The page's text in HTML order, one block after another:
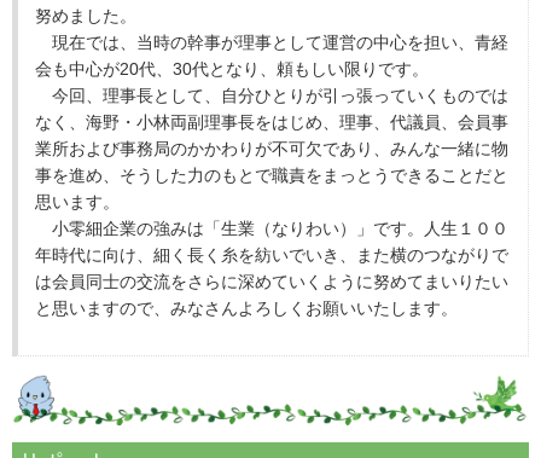
努めました。
現在では、当時の幹事が理事として運営の中心を担い、青経
会も中心が20代、30代となり、頼もしい限りです。
今回、理事長として、自分ひとりが引っ張っていくものでは
なく、海野・小林両副理事長をはじめ、理事、代議員、会員事
業所および事務局のかかわりが不可欠であり、みんな一緒に物
事を進め、そうした力のもとで職責をまっとうできることだと
思います。
小零細企業の強みは「生業（なりわい）」です。人生１００
年時代に向け、細く長く糸を紡いでいき、また横のつながりで
は会員同士の交流をさらに深めていくように努めてまいりたい
と思いますので、みなさんよろしくお願いいたします。